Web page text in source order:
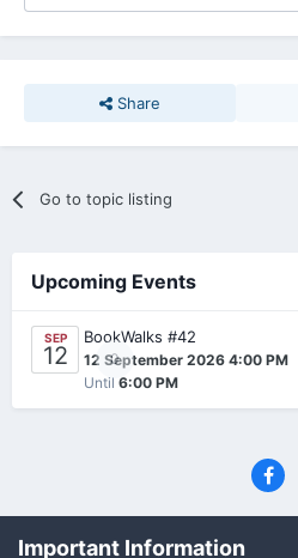
Share
Go to topic listing
Upcoming Events
SEP
12 0
BookWalks #42
12 September 2026 4:00 PM
Until 6:00 PM
Important Information